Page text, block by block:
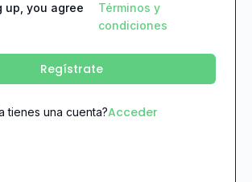
up, you agree
Términos y
condiciones
Regístrate
tienes una cuenta?Acceder